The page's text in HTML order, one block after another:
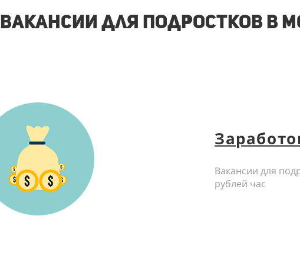
Вакансии для подростков в
Вакансии для
рублей час